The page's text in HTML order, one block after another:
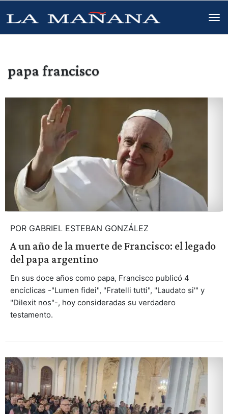
papa francisco
POR GABRIEL ESTEBAN GONZÁLEZ
A un año de la muerte de Francisco: el legado
del papa argentino
En sus doce años como papa, Francisco publicó 4
encíclicas -"Lumen fidei", "Fratelli tutti", "Laudato si'" y
"Dilexit nos"-, hoy consideradas su verdadero
testamento.